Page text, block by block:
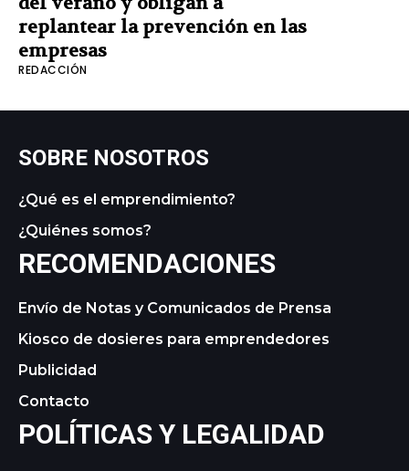
replantear la prevención en las
empresas
REDACCIÓN
SOBRE NOSOTROS
¿Qué es el emprendimiento?
¿Quiénes somos?
RECOMENDACIONES
Envío de Notas y Comunicados de Prensa
Kiosco de dosieres para emprendedores
Publicidad
Contacto
POLÍTICAS Y LEGALIDAD